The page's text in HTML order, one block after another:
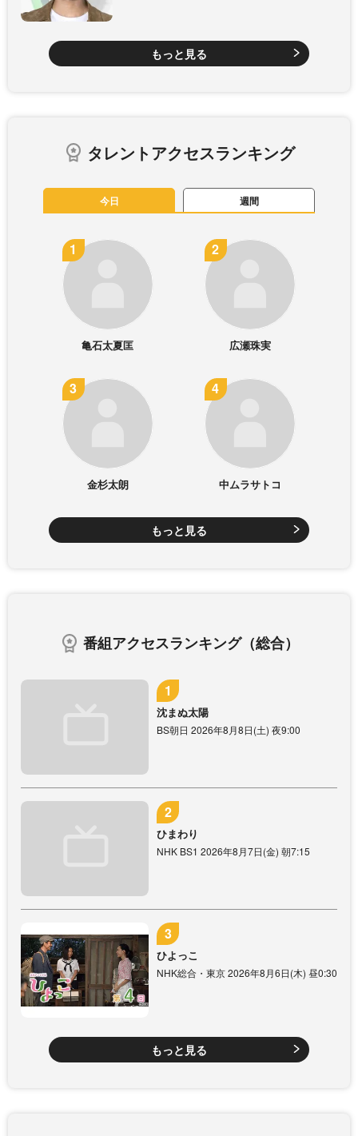
もっと見る
タレントアクセスランキング
今日 週間
亀石太夏匡 広瀬珠実
金杉太朗 中ムラサトコ
もっと見る
番組アクセスランキング（総合）
沈まぬ太陽
BS朝日 2026年8月8日(土) 夜9:00
ひまわり
NHK BS1 2026年8月7日(金) 朝7:15
ひよっこ
NHK総合・東京 2026年8月6日(木) 昼0:30
もっと見る